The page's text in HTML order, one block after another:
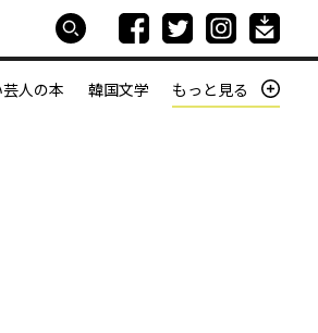
人の本 韓国文学 もっと見る